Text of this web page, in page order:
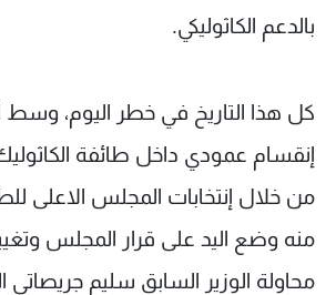
بالدعم الكاثوليكي.
كل هذا التاريخ في خطر اليوم،
إنقسام عمودي داخل طائفة
من خلال إنتخابات المجلس الاعلى
منه وضع اليد على قرار المجلس
محاولة الوزير السابق سليم جريصاتي